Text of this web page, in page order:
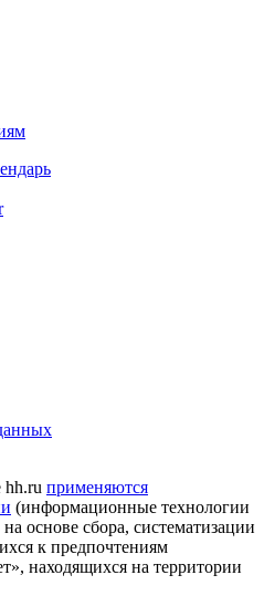
применяются
(информационные технологии
основе сбора, систематизации
к предпочтениям
находящихся на территории